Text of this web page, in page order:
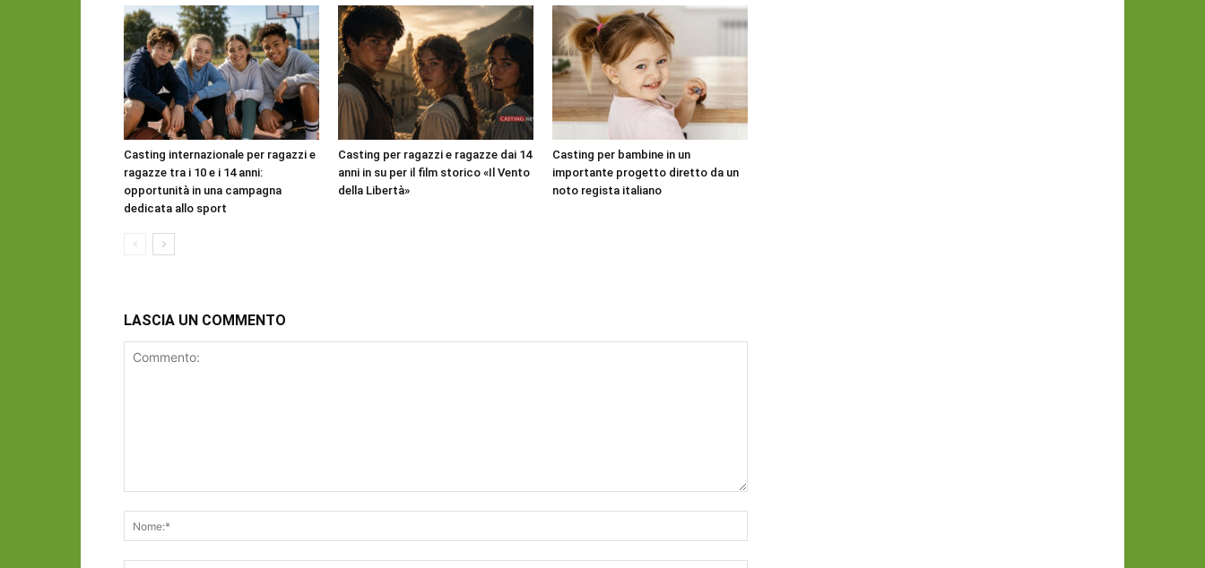
Casting internazionale per ragazzi e
ragazze tra i 10 e i 14 anni:
opportunità in una campagna
dedicata allo sport
Casting per ragazzi e ragazze dai 14
anni in su per il film storico «Il Vento
della Libertà»
Casting per bambine in un
importante progetto diretto da un
noto regista italiano
LASCIA UN COMMENTO